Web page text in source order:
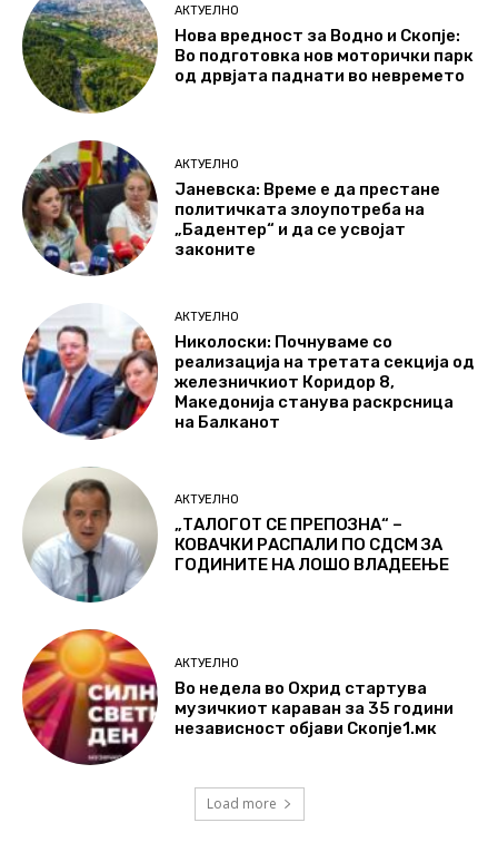
АКТУЕЛНО
Нова вредност за Водно и Скопје:
Во подготовка нов моторички парк
од дрвјата паднати во невремето
АКТУЕЛНО
Јаневска: Време е да престане
политичката злоупотреба на
„Бадентер“ и да се усвојат
законите
АКТУЕЛНО
Николоски: Почнуваме со
реализација на третата секција од
железничкиот Коридор 8,
Македонија станува раскрсница
на Балканот
АКТУЕЛНО
„ТАЛОГОТ СЕ ПРЕПОЗНА“ –
КОВАЧКИ РАСПАЛИ ПО СДСМ ЗА
ГОДИНИТЕ НА ЛОШО ВЛАДЕЕЊЕ
АКТУЕЛНО
Во недела во Охрид стартува
музичкиот караван за 35 години
независност објави Скопје1.мк
Load more